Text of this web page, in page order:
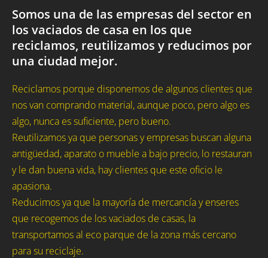
Somos una de las empresas del sector en
los vaciados de casa en los que
reciclamos, reutilizamos y reducimos por
una ciudad mejor.
Reciclamos porque disponemos de algunos clientes que
nos van comprando material, aunque poco, pero algo es
algo, nunca es suficiente, pero bueno.
Reutilizamos ya que personas y empresas buscan alguna
antigüedad, aparato o mueble a bajo precio, lo restauran
y le dan buena vida, hay clientes que este oficio le
apasiona.
Reducimos ya que la mayoría de mercancía y enseres
que recogemos de los vaciados de casas, la
transportamos al eco parque de la zona más cercano
para su reciclaje.